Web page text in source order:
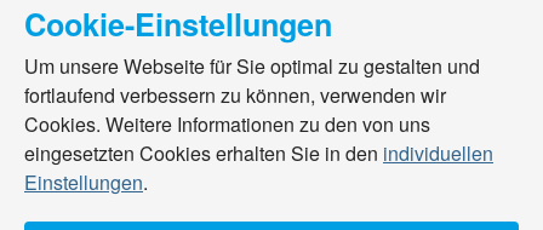
Cookie-Einstellungen
Um unsere Webseite für Sie optimal zu gestalten und
fortlaufend verbessern zu können, verwenden wir
Cookies. Weitere Informationen zu den von uns
eingesetzten Cookies erhalten Sie in den individuellen
Einstellungen.